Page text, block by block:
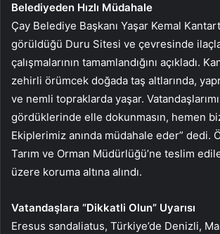
Belediyeden Hızlı Müdahale
Çay Belediye Başkanı Yaşar Kemal
görüldüğü Duru Sitesi ve çevresinde
çalışmalarının tamamlandığını açıkladı.
zehirli örümcek doğada taş altlarında,
ve nemli topraklarda yaşar.
gördüklerinde elle dokunmasın, hemen
Ekiplerimiz anında müdahale eder” dedi.
Tarım ve Orman Müdürlüğü’ne teslim
üzere koruma altına alındı.
Vatandaşlara “Dikkatli Olun” Uyarısı
Eresus sandaliatus, Türkiye’de Denizli,